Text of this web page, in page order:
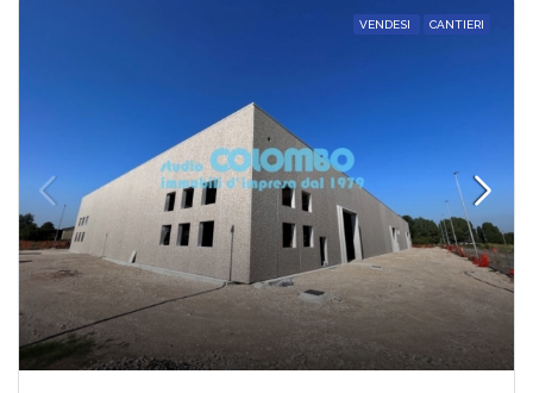
VENDESI CANTIERI